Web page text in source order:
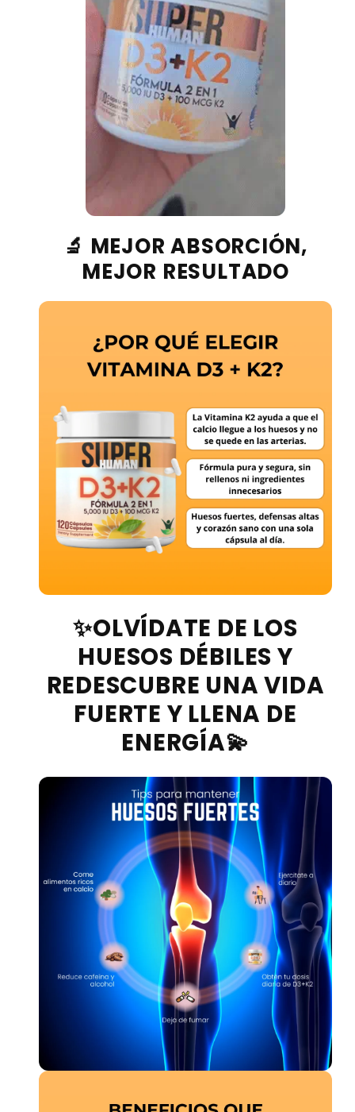
🔬 MEJOR ABSORCIÓN,
MEJOR RESULTADO
✨OLVÍDATE DE LOS
HUESOS DÉBILES Y
REDESCUBRE UNA VIDA
FUERTE Y LLENA DE
ENERGÍA💫